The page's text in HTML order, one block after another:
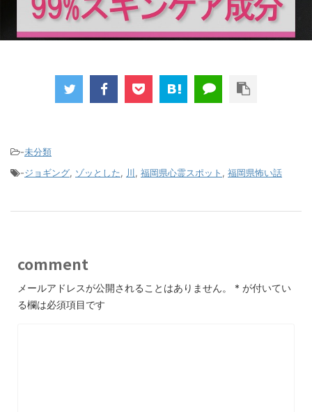
-未分類
-ジョギング, ゾッとした, 川, 福岡県心霊スポット , 福岡県怖い話
comment
メールアドレスが公開されることはありません。 * が付いてい
る欄は必須項目です